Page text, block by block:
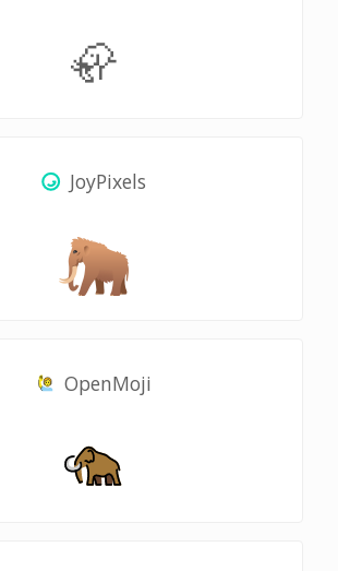
🦣
JoyPixels
OpenMoji